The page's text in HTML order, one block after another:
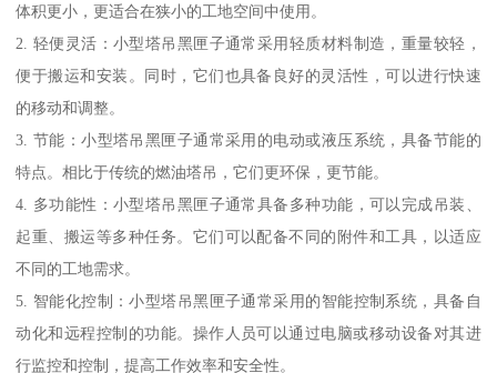
体积更小，更适合在狭小的工地空间中使用。
2. 轻便灵活：小型塔吊黑匣子通常采用轻质材料制造，重量较轻，
便于搬运和安装。同时，它们也具备良好的灵活性，可以进行快速
的移动和调整。
3. 节能：小型塔吊黑匣子通常采用的电动或液压系统，具备节能的
特点。相比于传统的燃油塔吊，它们更环保，更节能。
4. 多功能性：小型塔吊黑匣子通常具备多种功能，可以完成吊装、
起重、搬运等多种任务。它们可以配备不同的附件和工具，以适应
不同的工地需求。
5. 智能化控制：小型塔吊黑匣子通常采用的智能控制系统，具备自
动化和远程控制的功能。操作人员可以通过电脑或移动设备对其进
行监控和控制，提高工作效率和安全性。